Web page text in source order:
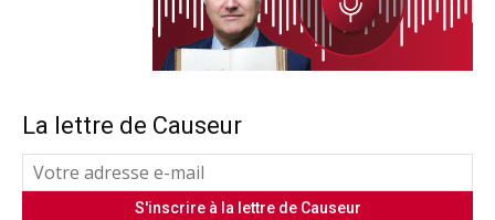
La lettre de Causeur